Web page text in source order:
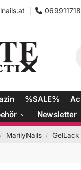
%SALE%
Newsletter
/ MarilyNails / GelLack